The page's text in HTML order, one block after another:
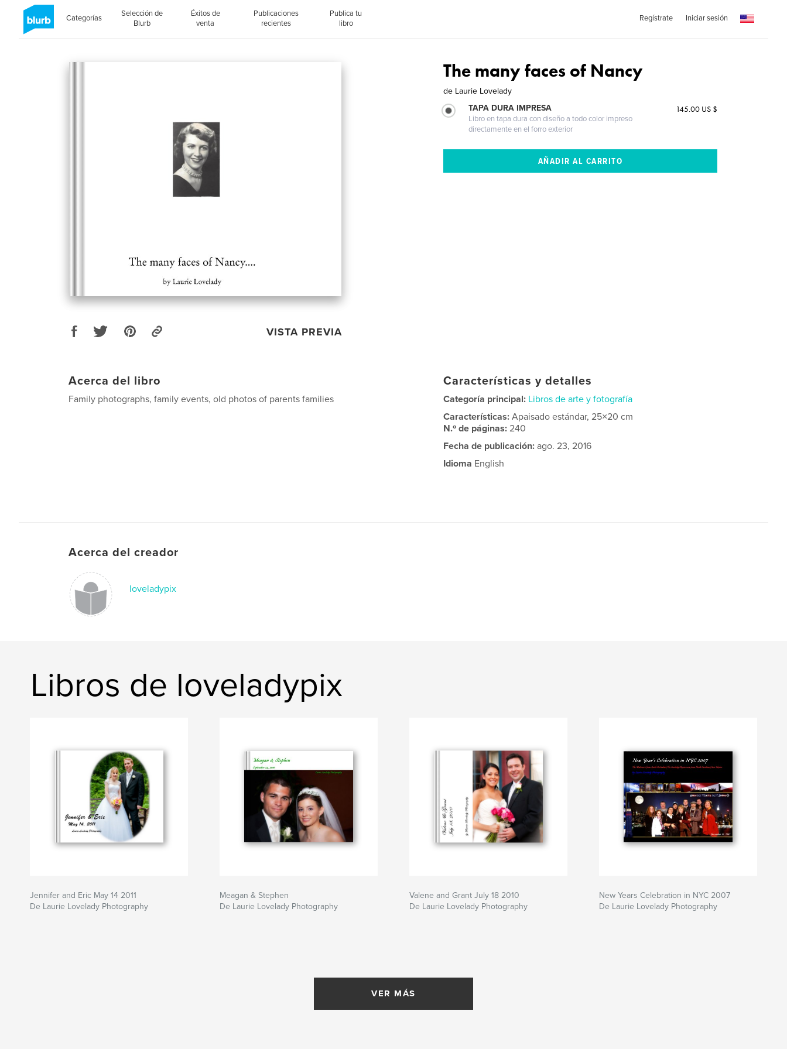
Categorías
Selección de
Blurb
Éxitos de
venta
Publicaciones
recientes
Publica tu
libro
Regístrate Iniciar sesión
VISTA PREVIA
The many faces of Nancy
de Laurie Lovelady
TAPA DURA IMPRESA
Libro en tapa dura con diseño a todo color impreso
directamente en el forro exterior
145.00 US $
Acerca del libro
Family photographs, family events, old photos of parents families
Características y detalles
Categoría principal: Libros de arte y fotografía
Características:Apaisado estándar, 25×20 cm
N.º de páginas:240
Fecha de publicación: ago. 23, 2016
Idioma English
Acerca del creador
loveladypix
Libros de loveladypix
Jennifer and Eric May 14 2011
De Laurie Lovelady Photography
Meagan & Stephen
De Laurie Lovelady Photography
Valene and Grant July 18 2010
De Laurie Lovelady Photography
New Years Celebration in NYC 2007
De Laurie Lovelady Photography
VER MÁS